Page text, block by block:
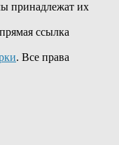
принадлежат их
ссылка
. Все права